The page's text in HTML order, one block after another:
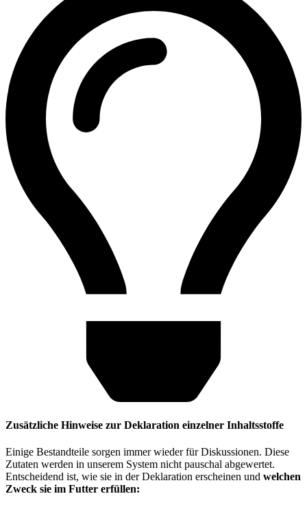
Zusätzliche Hinweise zur Deklaration einzelner Inhaltsstoffe
Einige Bestandteile sorgen immer wieder für Diskussionen. Diese
Zutaten werden in unserem System nicht pauschal abgewertet.
Entscheidend ist, wie sie in der Deklaration erscheinen und welchen
Zweck sie im Futter erfüllen: